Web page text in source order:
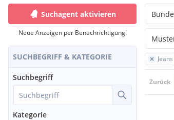
Suchagent aktivieren
Neue Anzeigen per Benachrichtigung!
SUCHBEGRIFF & KATEGORIE
Suchbegriff
Kategorie
Jeans
Zurück